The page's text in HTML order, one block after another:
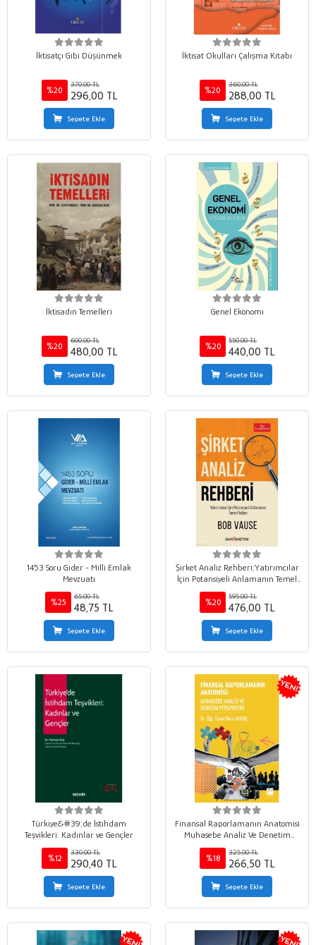
İktisatçı Gibi Düşünmek
%20
370,00 TL
296,00 TL
Sepete Ekle
İktisat Okulları Çalışma Kitabı
%20
360,00 TL
288,00 TL
Sepete Ekle
İktisadın Temelleri
%20
600,00 TL
480,00 TL
Sepete Ekle
Genel Ekonomi
%20
550,00 TL
440,00 TL
Sepete Ekle
1453 Soru Gider - Milli Emlak
Mevzuatı
%25
65,00 TL
48,75 TL
Sepete Ekle
Şirket Analiz Rehberi;Yatırımcılar
İçin Potansiyeli Anlamanın Temel
%20
595,00 TL
476,00 TL
Sepete Ekle
Türkiye&#39;de İstihdam
Teşvikleri: Kadınlar ve Gençler
%12
330,00 TL
290,40 TL
Sepete Ekle
Finansal Raporlamanın Anatomisi
Muhasebe Analiz Ve Denetim
Perspektifi
%18
325,00 TL
266,50 TL
Sepete Ekle